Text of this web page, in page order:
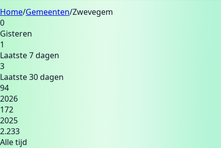
Home/Gemeenten/Zwevegem
0
Gisteren
1
Laatste 7 dagen
3
Laatste 30 dagen
94
2026
172
2025
2.233
Alle tijd